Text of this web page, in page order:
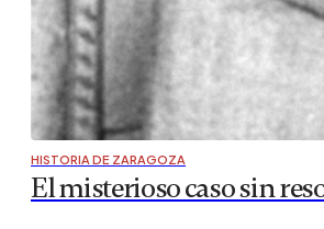
HISTORIA DE ZARAGOZA
El misterioso caso sin